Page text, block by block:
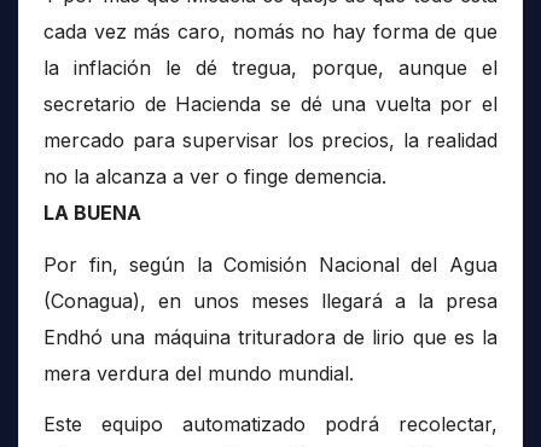
cada vez más caro, nomás no hay forma de que
la inflación le dé tregua, porque, aunque el
secretario de Hacienda se dé una vuelta por el
mercado para supervisar los precios, la realidad
no la alcanza a ver o finge demencia.
LA BUENA
Por fin, según la Comisión Nacional del Agua
(Conagua), en unos meses llegará a la presa
Endhó una máquina trituradora de lirio que es la
mera verdura del mundo mundial.
Este equipo automatizado podrá recolectar,